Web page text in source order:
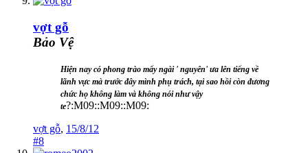
vợt gỗ
Bảo Vệ
Hiện nay có phong trào mấy ngài ' nguyên' ưa lên tiếng về
lãnh vực mà trước đây mình phụ trách, tại sao hồi còn đương
chức họ không làm và không nói như vậy
te?:M09::M09::M09:
vợt gỗ, 15/8/12
#8